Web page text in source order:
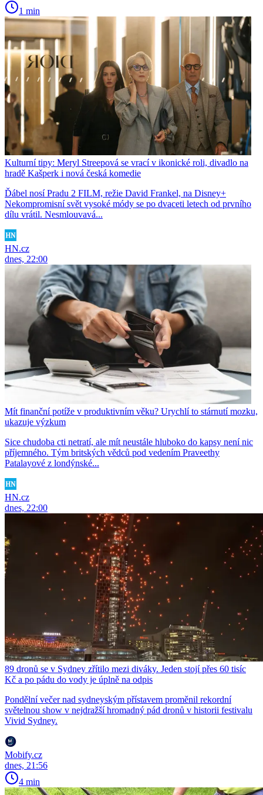
1 min
Kulturní tipy: Meryl Streepová se vrací v ikonické roli, divadlo na
hradě Kašperk i nová česká komedie
Ďábel nosí Pradu 2 FILM, režie David Frankel, na Disney+
Nekompromisní svět vysoké módy se po dvaceti letech od prvního
dílu vrátil. Nesmlouvavá...
HN.cz
dnes, 22:00
Mít finanční potíže v produktivním věku? Urychlí to stárnutí mozku,
ukazuje výzkum
Sice chudoba cti netratí, ale mít neustále hluboko do kapsy není nic
příjemného. Tým britských vědců pod vedením Praveethy
Patalayové z londýnské...
HN.cz
dnes, 22:00
89 dronů se v Sydney zřítilo mezi diváky. Jeden stojí přes 60 tisíc
Kč a po pádu do vody je úplně na odpis
Pondělní večer nad sydneyským přístavem proměnil rekordní
světelnou show v nejdražší hromadný pád dronů v historii festivalu
Vivid Sydney.
Mobify.cz
dnes, 21:56
4 min